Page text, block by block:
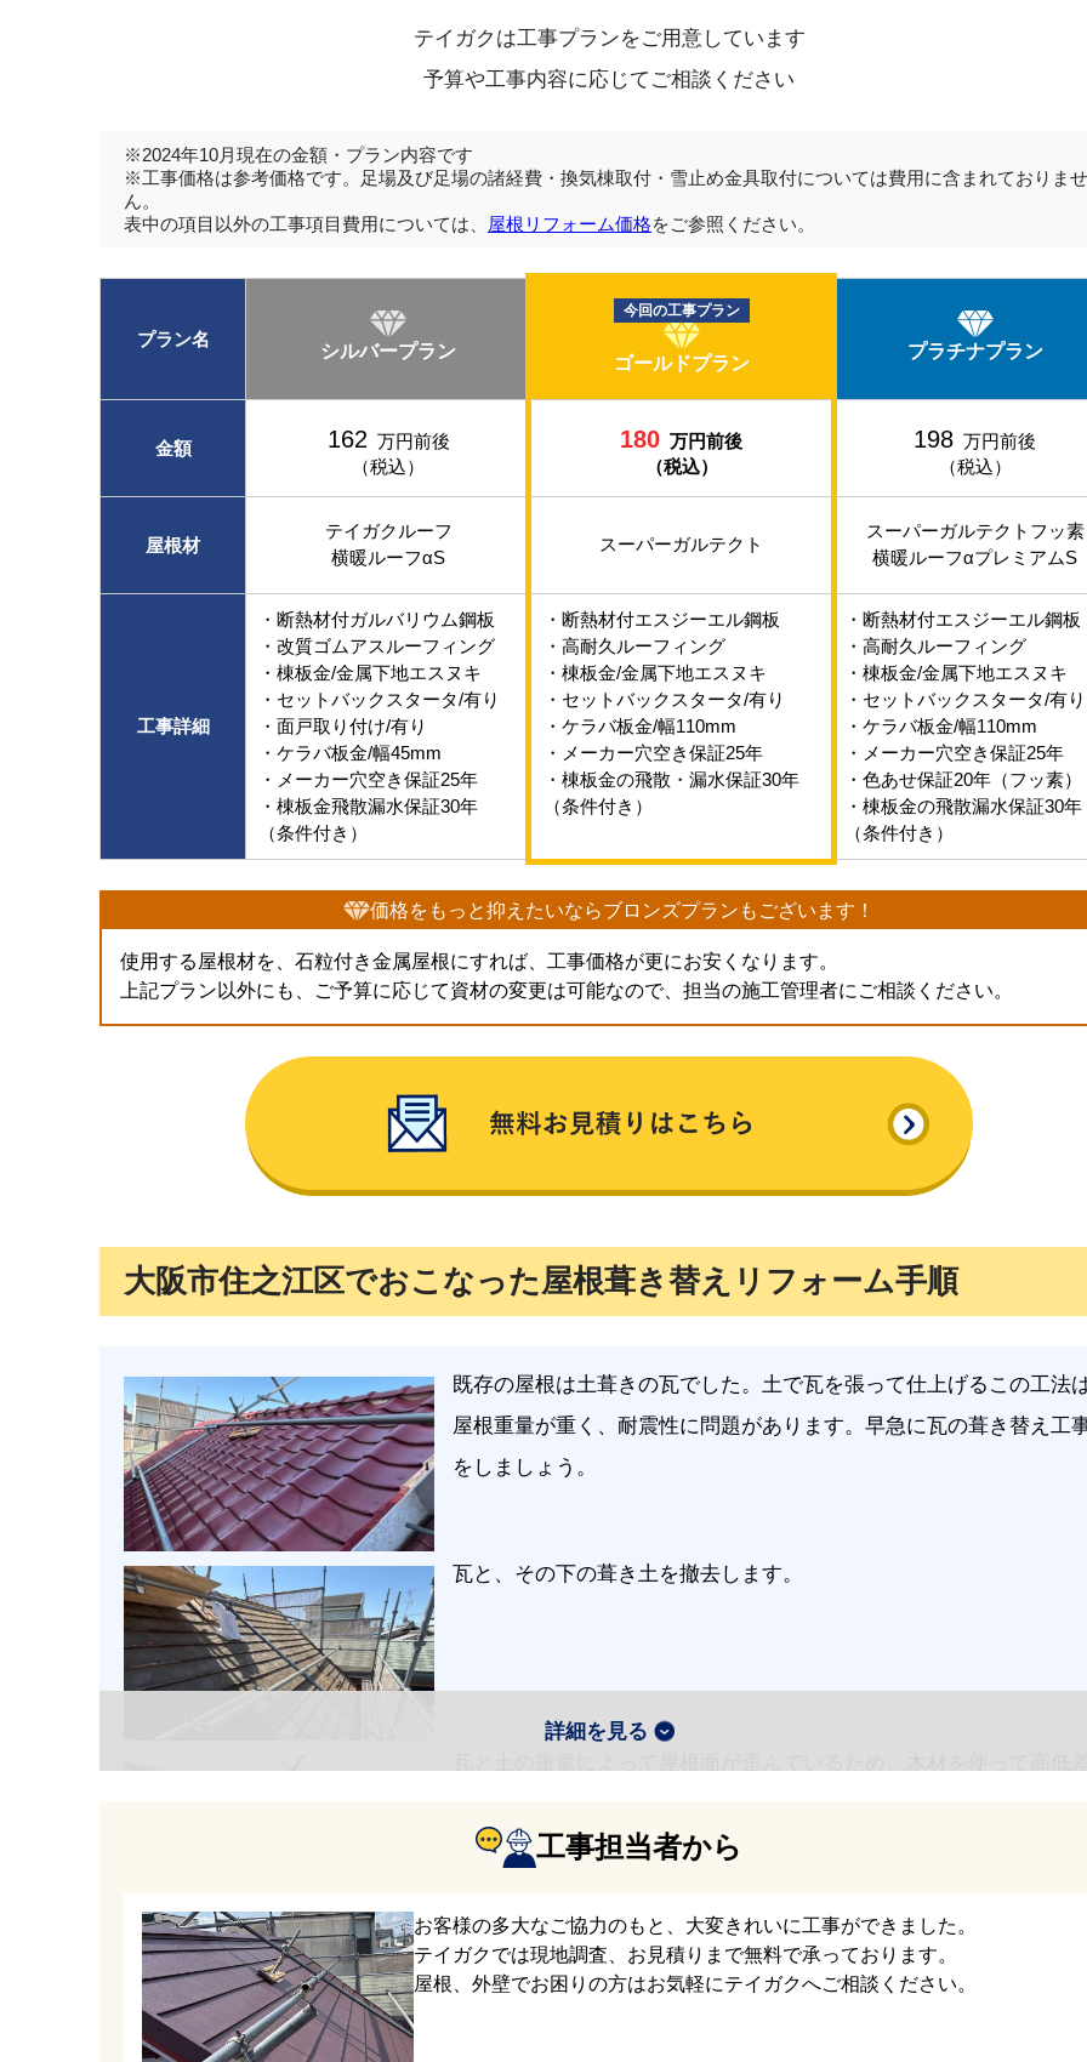
テイガクは工事プランをご用意しています
予算や工事内容に応じてご相談ください
※2024年10月現在の金額・プラン内容です
※工事価格は参考価格です。足場及び足場の諸経費・換気棟取付・雪止め金具取付については費用に含まれておりませ
ん。
表中の項目以外の工事項目費用については、
屋根リフォーム価格をご参照ください。
プラン名
シルバープラン
今回の工事プラン
ゴールドプラン
プラチナプラン
金額 162 万円前後
（税込）
180 万円前後
（税込）
198 万円前後
（税込）
屋根材
テイガクルーフ
横暖ルーフαS
スーパーガルテクト
スーパーガルテクトフッ素
横暖ルーフαプレミアムS
工事詳細
・断熱材付ガルバリウム鋼板
・改質ゴムアスルーフィング
・棟板金/金属下地エスヌキ
・セットバックスタータ/有り
・面戸取り付け/有り
・ケラバ板金/幅45mm
・メーカー穴空き保証25年
・棟板金飛散漏水保証30年
（条件付き）
・断熱材付エスジーエル鋼板
・高耐久ルーフィング
・棟板金/金属下地エスヌキ
・セットバックスタータ/有り
・ケラバ板金/幅110mm
・メーカー穴空き保証25年
・棟板金の飛散・漏水保証30年
（条件付き）
・断熱材付エスジーエル鋼板
・高耐久ルーフィング
・棟板金/金属下地エスヌキ
・セットバックスタータ/有り
・ケラバ板金/幅110mm
・メーカー穴空き保証25年
・色あせ保証20年（フッ素）
・棟板金の飛散漏水保証30年
（条件付き）
価格をもっと抑えたいならブロンズプランもございます！
使用する屋根材を、石粒付き金属屋根にすれば、工事価格が更にお安くなります。
上記プラン以外にも、ご予算に応じて資材の変更は可能なので、担当の施工管理者にご相談ください。
大阪市住之江区でおこなった屋根葺き替えリフォーム手順
既存の屋根は土葺きの瓦でした。土で瓦を張って仕上げるこの工法
屋根重量が重く、耐震性に問題があります。早急に瓦の葺き替え工
をしましょう。
瓦と、その下の葺き土を撤去します。
新しい野地板を張ります。テイガクでは厚さ12mmの構造用合板を使
用しています。
詳細を見る
工事担当者から
お客様の多大なご協力のもと、大変きれいに工事ができました。
テイガクでは現地調査、お見積りまで無料で承っております。
屋根、外壁でお困りの方はお気軽にテイガクへご相談ください。